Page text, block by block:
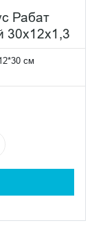
Рабат
30x12x1,3
см